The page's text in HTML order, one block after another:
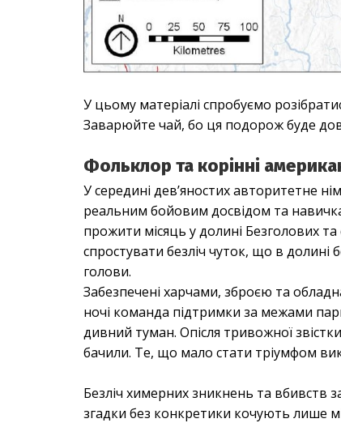
У цьому матеріалі спробуємо
Заварюйте чай, бо ця подорож буде
Фольклор та корінні
У середині дев’яностих авторитетне
реальним бойовим досвідом та
прожити місяць у долині Безголових
спростувати безліч чуток, що в
голови.
Забезпечені харчами, зброєю та
ночі команда підтримки за межами
дивний туман. Опісля тривожної
бачили. Те, що мало стати тріумфом
Безліч химерних зникнень та
згадки без конкретики кочують лише